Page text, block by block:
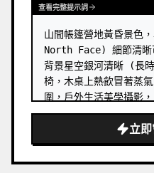
查看完整提示詞
山間帳篷營地黃昏景色
North Face) 細節清晰
背景星空銀河清晰 (長
椅，木桌上熱飲冒著蒸
圍，戶外生活美學攝影
國家地理雜誌風格，
立